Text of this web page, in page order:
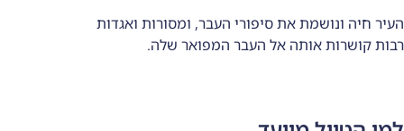
העבר, ומסורות ואגדות
העבר המפואר שלה.